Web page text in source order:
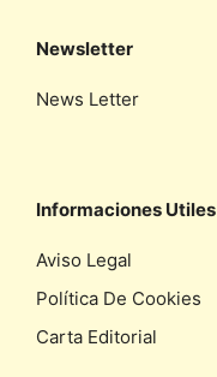
Newsletter
News Letter
Informaciones Utiles
Aviso Legal
Política De Cookies
Carta Editorial